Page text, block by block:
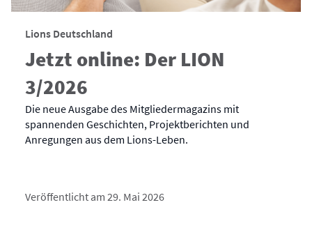
Lions Deutschland
Jetzt online: Der LION
3/2026
Die neue Ausgabe des Mitgliedermagazins mit
spannenden Geschichten, Projektberichten und
Anregungen aus dem Lions-Leben.
Veröffentlicht am 29. Mai 2026